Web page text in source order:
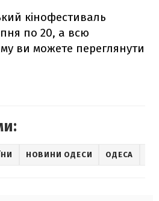
кінофестиваль
по 20, а всю
ви можете переглянути
НОВИНИ ОДЕСИ ОДЕСА